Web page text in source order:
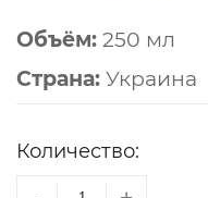
Объём: 250 мл
Страна: Украина
Количество: